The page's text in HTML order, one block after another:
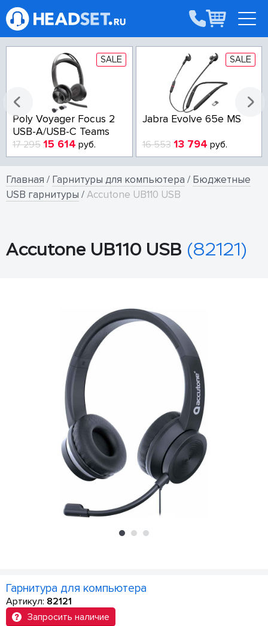
SALE
Poly Voyager Focus 2
USB-A/USB-C Teams
17 295 15 614 руб.
SALE
Jabra Evolve 65e MS
16 553 13 794 руб.
Главная / Гарнитуры для компьютера / Бюджетные
USB гарнитуры /Accutone UB110 USB
Accutone UB110 USB (82121)
Гарнитура для компьютера
Артикул: 82121
Запросить наличие